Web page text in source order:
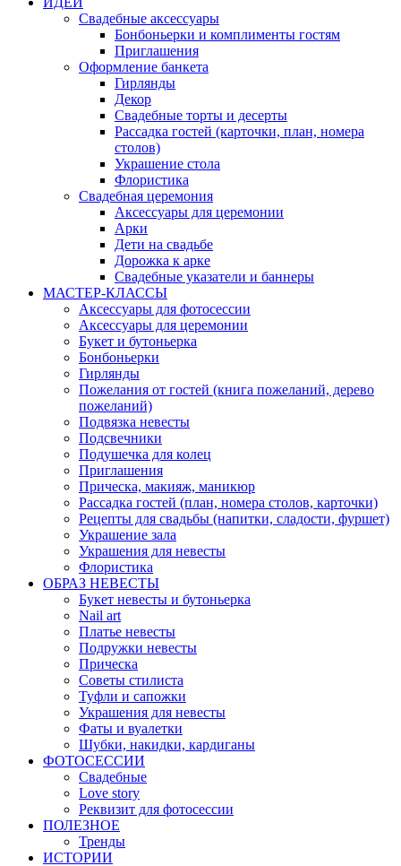
Свадебные аксессуары
Бонбоньерки и комплименты гостям
Приглашения
Оформление банкета
Гирлянды
Декор
Свадебные торты и десерты
Рассадка гостей (карточки, план, номера
столов)
Украшение стола
Флористика
Свадебная церемония
Аксессуары для церемонии
Арки
Дети на свадьбе
Дорожка к арке
Свадебные указатели и баннеры
МАСТЕР-КЛАССЫ
Аксессуары для фотосессии
Аксессуары для церемонии
Букет и бутоньерка
Бонбоньерки
Гирлянды
Пожелания от гостей (книга пожеланий, дерево
пожеланий)
Подвязка невесты
Подсвечники
Подушечка для колец
Приглашения
Прическа, макияж, маникюр
Рассадка гостей (план, номера столов, карточки)
Рецепты для свадьбы (напитки, сладости, фуршет)
Украшение зала
Украшения для невесты
Флористика
ОБРАЗ НЕВЕСТЫ
Букет невесты и бутоньерка
Nail art
Платье невесты
Подружки невесты
Прическа
Советы стилиста
Туфли и сапожки
Украшения для невесты
Фаты и вуалетки
Шубки, накидки, кардиганы
ФОТОСЕССИИ
Свадебные
Love story
Реквизит для фотосессии
ПОЛЕЗНОЕ
Тренды
ИСТОРИИ